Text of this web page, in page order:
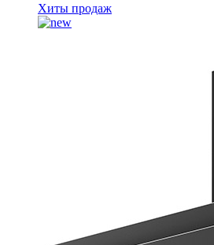
Хиты продаж